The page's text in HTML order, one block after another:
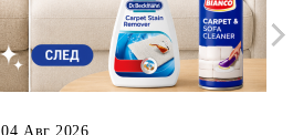
04 Авг 2026